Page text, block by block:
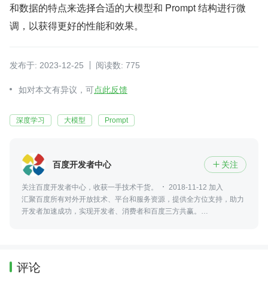
和数据的特点来选择合适的大模型和 Prompt 结构进行微
调，以获得更好的性能和效果。
发布于: 2023-12-25 阅读数: 775
如对本文有异议，可点此反馈
深度学习 大模型 Prompt
百度开发者中心  关注
关注百度开发者中心，收获一手技术干货。
2018-11-12 加入
汇聚百度所有对外开放技术、平台和服务资源，提供全方位支持，助力
开发者加速成功，实现开发者、消费者和百度三方共赢。
评论